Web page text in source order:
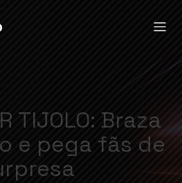
TIJOLO: Braza
e pega fãs de